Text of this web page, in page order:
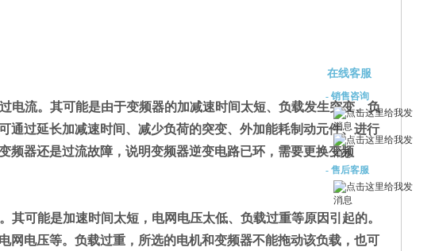
电流。其可能是由于变频器的加减速时间太短、负载发生突变、负
通过延长加减速时间、减少负荷的突变、外加能耗制动元件、进行
频器还是过流故障，说明变频器逆变电路已环，需要更换变频
其可能是加速时间太短，电网电压太低、负载过重等原因引起的。
网电压等。负载过重，所选的电机和变频器不能拖动该负载，也可
在线客服
- 销售咨询
- 售后客服